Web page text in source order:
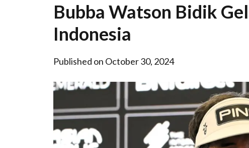
Bubba Watson Bidik
Indonesia
Published on October 30, 2024